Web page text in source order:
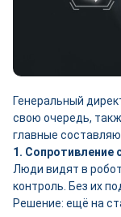
Генеральный
свою очередь,
главные
1. Сопротивление
Люди видят в
контроль. Без их
Решение: ещё на